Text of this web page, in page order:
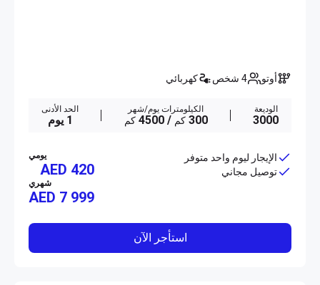
أوتو 4 شخص كهربائي
الوديعة
3000
الكيلومترات يوم/شهر
300 كم / 4500 كم
الحد الأدنى
1 يوم
الإيجار ليوم واحد متوفر
توصيل مجاني
يومي
AED 420
شهري
AED 7 999
استأجر الآن